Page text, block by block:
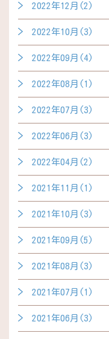
2022年12月(2)
2022年10月(3)
2022年09月(4)
2022年08月(1)
2022年07月(3)
2022年06月(3)
2022年04月(2)
2021年11月(1)
2021年10月(3)
2021年09月(5)
2021年08月(3)
2021年07月(1)
2021年06月(3)